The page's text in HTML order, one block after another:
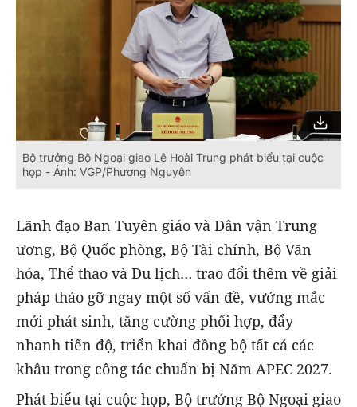
Bộ trưởng Bộ Ngoại giao Lê Hoài Trung phát biểu tại cuộc
họp - Ảnh: VGP/Phương Nguyên
Lãnh đạo Ban Tuyên giáo và Dân vận Trung
ương, Bộ Quốc phòng, Bộ Tài chính, Bộ Văn
hóa, Thể thao và Du lịch… trao đổi thêm về giải
pháp tháo gỡ ngay một số vấn đề, vướng mắc
mới phát sinh, tăng cường phối hợp, đẩy
nhanh tiến độ, triển khai đồng bộ tất cả các
khâu trong công tác chuẩn bị Năm APEC 2027.
Phát biểu tại cuộc họp, Bộ trưởng Bộ Ngoại giao